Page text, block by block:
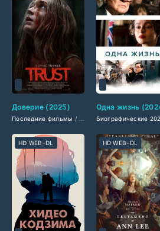
Доверие (2025)
Последние фильмы / Американские фильмы/
Одна жизнь
HD WEB-DL HD WEB-DL